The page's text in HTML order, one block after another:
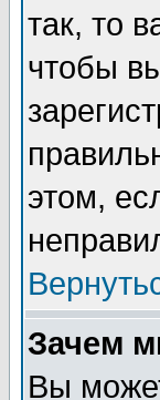
так, то
чтобы
этом,
Зачем
Вы